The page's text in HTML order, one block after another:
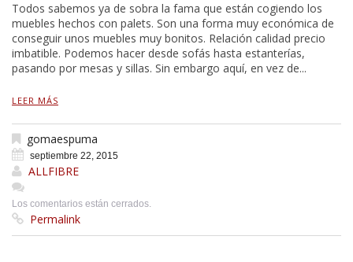
Todos sabemos ya de sobra la fama que están cogiendo los
muebles hechos con palets. Son una forma muy económica de
conseguir unos muebles muy bonitos. Relación calidad precio
imbatible. Podemos hacer desde sofás hasta estanterías,
pasando por mesas y sillas. Sin embargo aquí, en vez de...
LEER MÁS
gomaespuma
septiembre 22, 2015
ALLFIBRE
Los comentarios están cerrados.
Permalink